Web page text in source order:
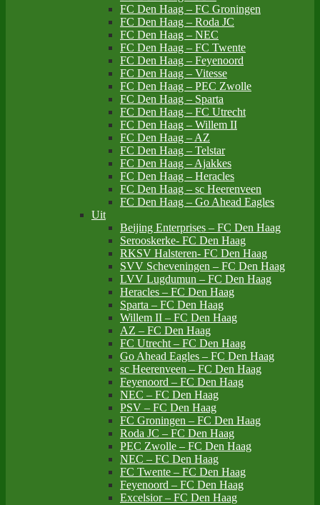
FC Den Haag – FC Groningen
FC Den Haag – Roda JC
FC Den Haag – NEC
FC Den Haag – FC Twente
FC Den Haag – Feyenoord
FC Den Haag – Vitesse
FC Den Haag – PEC Zwolle
FC Den Haag – Sparta
FC Den Haag – FC Utrecht
FC Den Haag – Willem II
FC Den Haag – AZ
FC Den Haag – Telstar
FC Den Haag – Ajakkes
FC Den Haag – Heracles
FC Den Haag – sc Heerenveen
FC Den Haag – Go Ahead Eagles
Uit
Beijing Enterprises – FC Den Haag
Serooskerke- FC Den Haag
RKSV Halsteren- FC Den Haag
SVV Scheveningen – FC Den Haag
LVV Lugdumun – FC Den Haag
Heracles – FC Den Haag
Sparta – FC Den Haag
Willem II – FC Den Haag
AZ – FC Den Haag
FC Utrecht – FC Den Haag
Go Ahead Eagles – FC Den Haag
sc Heerenveen – FC Den Haag
Feyenoord – FC Den Haag
NEC – FC Den Haag
PSV – FC Den Haag
FC Groningen – FC Den Haag
Roda JC – FC Den Haag
PEC Zwolle – FC Den Haag
NEC – FC Den Haag
FC Twente – FC Den Haag
Feyenoord – FC Den Haag
Excelsior – FC Den Haag